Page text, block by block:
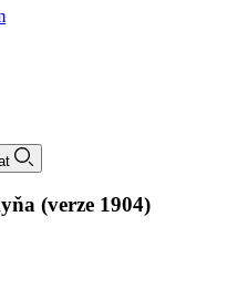
(verze 1904)